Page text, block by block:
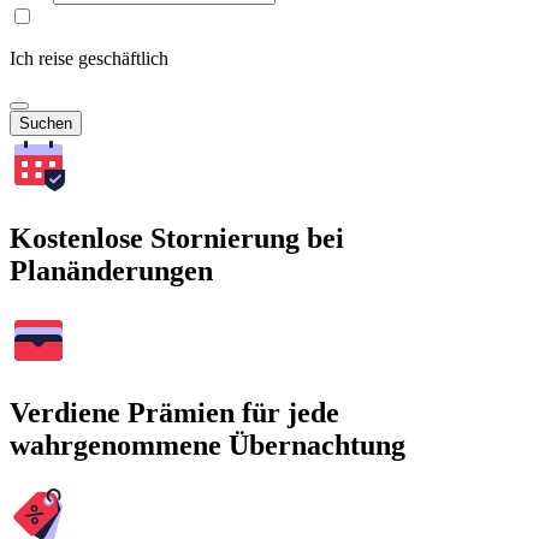
Ich reise geschäftlich
Suchen
Kostenlose Stornierung bei
Planänderungen
Verdiene Prämien für jede
wahrgenommene Übernachtung